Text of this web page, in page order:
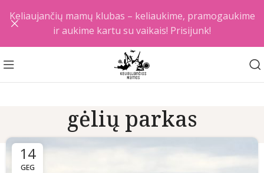
gėlių parkas
14
GEG
Keliaujančių mamų klubas – keliaukime, pramogaukime
ir aukime kartu su vaikais! Prisijunk!